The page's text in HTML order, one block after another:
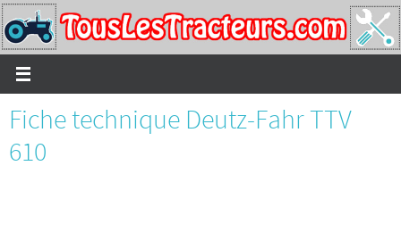
Passer
vers
le
contenu
Fiche technique Deutz-Fahr TTV
610